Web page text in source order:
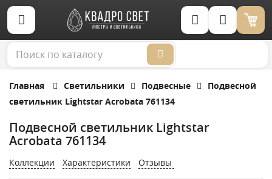
Корзина (0)
Главная Светильники Подвесные
Подвесной
светильник Lightstar Acrobata 761134
Подвесной светильник Lightstar
Acrobata 761134
Коллекции Характеристики Отзывы